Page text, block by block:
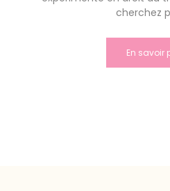
cherchez
En savoir